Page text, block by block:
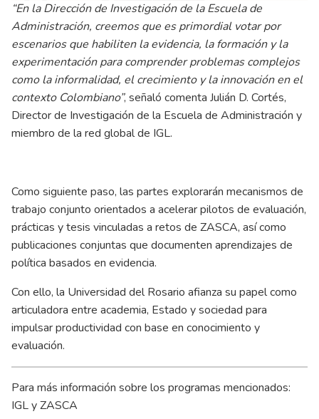
“En la Dirección de Investigación de la Escuela de
Administración, creemos que es primordial votar por
escenarios que habiliten la evidencia, la formación y la
experimentación para comprender problemas complejos
como la informalidad, el crecimiento y la innovación en el
contexto Colombiano”, señaló comenta Julián D. Cortés,
Director de Investigación de la Escuela de Administración y
miembro de la red global de IGL.
Como siguiente paso, las partes explorarán mecanismos de
trabajo conjunto orientados a acelerar pilotos de evaluación,
prácticas y tesis vinculadas a retos de ZASCA, así como
publicaciones conjuntas que documenten aprendizajes de
política basados en evidencia.
Con ello, la Universidad del Rosario afianza su papel como
articuladora entre academia, Estado y sociedad para
impulsar productividad con base en conocimiento y
evaluación.
Para más información sobre los programas mencionados:
IGL y ZASCA